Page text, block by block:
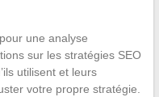
une analyse
sur les stratégies SEO
utilisent et leurs
votre propre stratégie.